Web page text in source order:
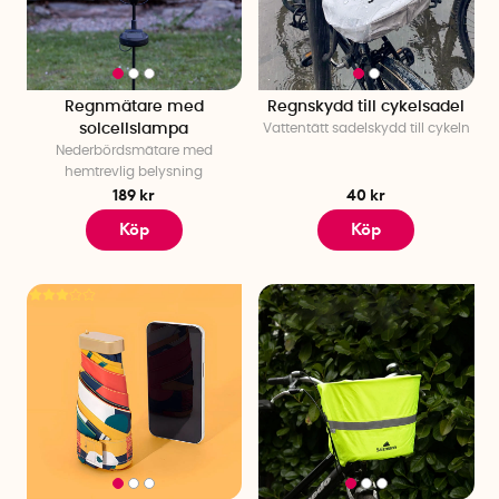
Ettsnabbtorkande paraplysäkerställer att du kan skaka av
regndropparna snabbt och smidigt, medan ettminiparaply
är ett utmärkt val för dig som är på språng och behöver
något lätt och praktiskt att plocka fram när regnet plötsligt
överraskar. För extra säkerhet i mörker erbjuder vi också ett
smartreflexparaply, som inte bara skyddar mot regnet utan
också ökar din synlighet och säkerhet på vägarna.
Regnponcho mot oväder
cykelponcho är både lätt att alltid bära med sig och ger
designad, så att du kan hålla dig torr utan att kompromissa
allvädersponcho är både värmereflekterande
och allväderstålig, och gör dig synlig i alla miljöer – extra
viktigt i händelse av en olycka.
Regnskydd
Oavsett om du är ute på en promenad, cykeltur eller på väg
till jobbet, är det viktigt att hålla dig och dina saker torra när
regnet faller. Våra regnskydd hjälper dig att skydda dina
Regnmätare med
solcellslampa
Nederbördsmätare med
hemtrevlig belysning
189 kr
Köp
Regnskydd till cykelsadel
Vattentätt sadelskydd till cykeln
40 kr
Köp